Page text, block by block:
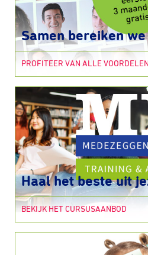
Samen bereiken
PROFITEER VAN ALLE
Haal het beste uit
BEKIJK HET CURSUSAANBOD